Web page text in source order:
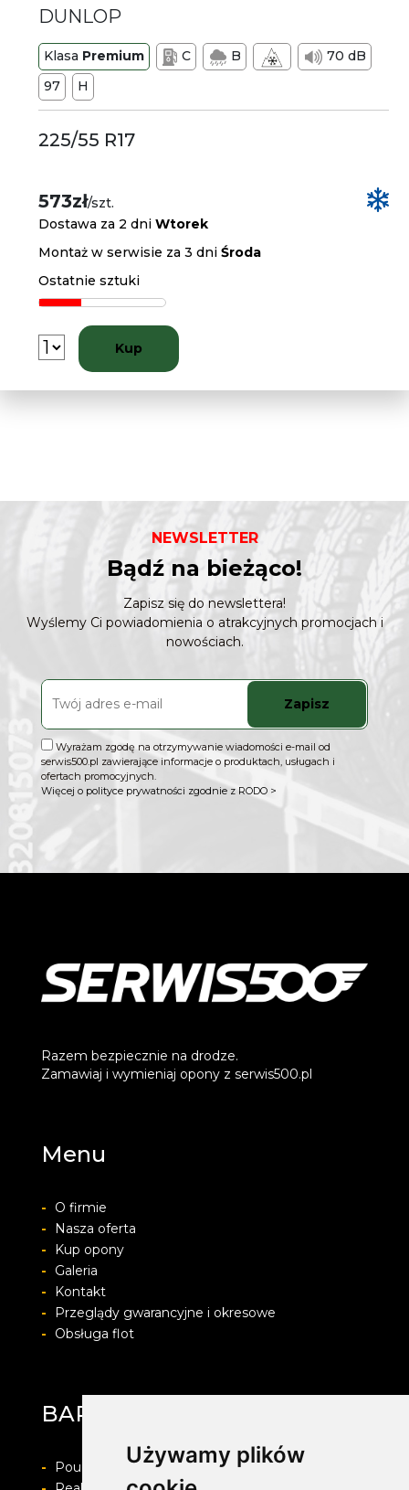
Używamy plików
DUNLOP
Klasa Premium C B
70 dB
97
H
225/55 R17
573zł/szt.
Dostawa za 2 dniWtorek
Montaż w serwisie za 3 dniŚroda
Ostatnie sztuki
Kup
NEWSLETTER
Bądź na bieżąco!
Zapisz się do newslettera!
Wyślemy Ci powiadomienia o atrakcyjnych promocjach i
nowościach.
Zapisz
Wyrażam zgodę na otrzymywanie wiadomości e-mail od
serwis500.pl zawierające informacje o produktach, usługach i
ofertach promocyjnych.
Więcej o polityce prywatności zgodnie z RODO >
Razem bezpiecznie na drodze.
Zamawiaj i wymieniaj opony z serwis500.pl
Menu
-
O firmie
-
Nasza oferta
-
Kup opony
-
Galeria
-
Kontakt
-
Przeglądy gwarancyjne i okresowe
-
Obsługa flot
BARWACZ GROUP
-
Pouczenie o prawie do odstapienia od umowy